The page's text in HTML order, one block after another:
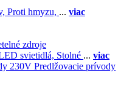
Proti hmyzu, ... viac
zdroje
svietidlá, Stolné ... viac
Predlžovacie prívody